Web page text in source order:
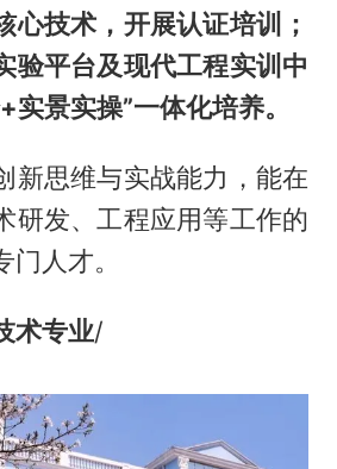
心技术，开展认证培训；
验平台及现代工程实训中
实景实操”一体化培养。
新思维与实战能力，能在
研发、工程应用等工作的
人才。
术专业/